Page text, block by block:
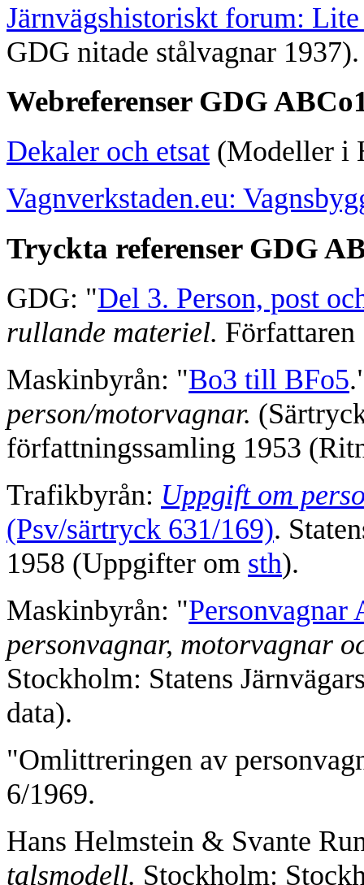
Järnvägshistoriskt forum:
GDG nitade stålvagnar 1937).
Webreferenser GDG
Dekaler och etsat (Modeller i
Vagnverkstaden.eu:
Tryckta referenser GDG
GDG: "Del 3. Person, post
rullande materiel.
Maskinbyrån: "Bo3 till BFo5
person/motorvagnar.
författningssamling 1953
Trafikbyrån: Uppgift om
(Psv/särtryck 631/169).
1958 (Uppgifter om sth).
Maskinbyrån: "Personvagnar
personvagnar, motorvagnar
Stockholm: Statens
data).
"Omlittreringen av
6/1969.
Hans Helmstein & Svante
talsmodell. Stockholm: